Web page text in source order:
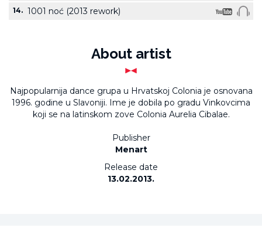
14. 1001 noć (2013 rework)
About artist
Najpopularnija dance grupa u Hrvatskoj Colonia je osnovana
1996. godine u Slavoniji. Ime je dobila po gradu Vinkovcima
koji se na latinskom zove Colonia Aurelia Cibalae.
Publisher
Menart
Release date
13.02.2013.